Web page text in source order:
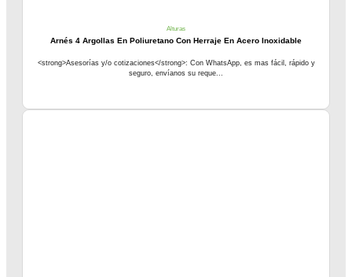
Alturas
Arnés 4 Argollas En Poliuretano Con Herraje En Acero Inoxidable
<strong>Asesorías y/o cotizaciones</strong>: Con WhatsApp, es mas fácil, rápido y
seguro, envíanos su reque...